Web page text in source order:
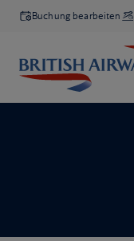
Buchung bearbeiten